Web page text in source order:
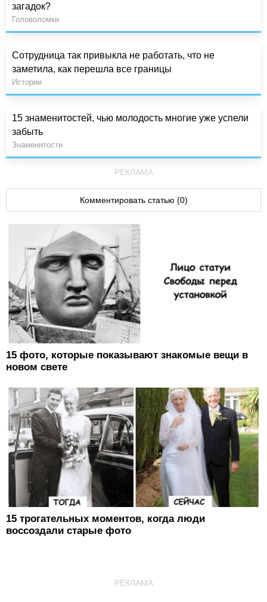
загадок?
Головоломки
Сотрудница так привыкла не работать, что не
заметила, как перешла все границы
Истории
15 знаменитостей, чью молодость многие уже успели
забыть
Знаменитости
РЕКЛАМА
Комментировать статью (0)
15 фото, которые показывают знакомые вещи в
новом свете
15 трогательных моментов, когда люди
воссоздали старые фото
РЕКЛАМА